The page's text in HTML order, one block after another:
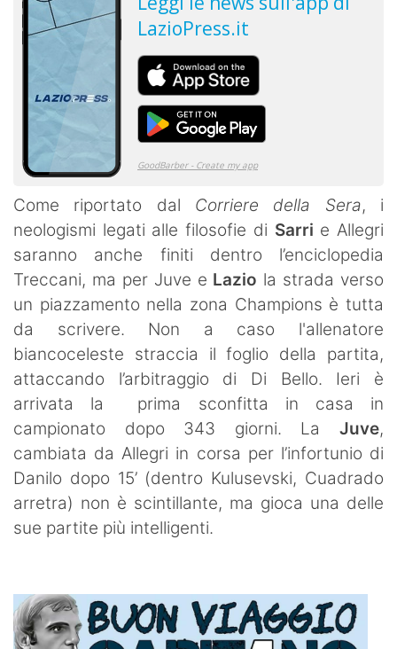
Come riportato dal Corriere della Sera, i
neologismi legati alle filosofie di Sarri e Allegri
saranno anche finiti dentro l’enciclopedia
Treccani, ma per Juve e Lazio la strada verso
un piazzamento nella zona Champions è tutta
da scrivere. Non a caso l'allenatore
biancoceleste straccia il foglio della partita,
attaccando l’arbitraggio di Di Bello. Ieri è
arrivata la prima sconfitta in casa in
campionato dopo 343 giorni. La Juve,
cambiata da Allegri in corsa per l’infortunio di
Danilo dopo 15’ (dentro Kulusevski, Cuadrado
arretra) non è scintillante, ma gioca una delle
sue partite più intelligenti.